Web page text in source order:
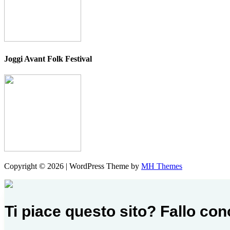
Joggi Avant Folk Festival
Copyright © 2026 | WordPress Theme by MH Themes
Ti piace questo sito? Fallo